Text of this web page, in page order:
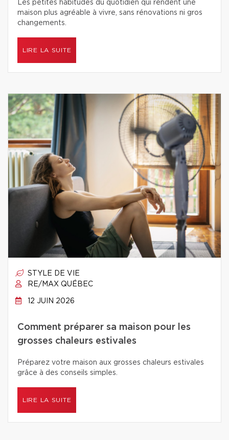
Les petites habitudes du quotidien qui rendent une
maison plus agréable à vivre, sans rénovations ni gros
changements.
LIRE LA SUITE
STYLE DE VIE
RE/MAX QUÉBEC
12 JUIN 2026
Comment préparer sa maison pour les
grosses chaleurs estivales
Préparez votre maison aux grosses chaleurs estivales
grâce à des conseils simples.
LIRE LA SUITE